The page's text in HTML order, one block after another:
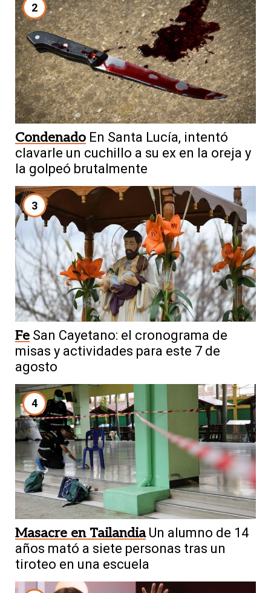
2
Condenado En Santa Lucía, intentó
clavarle un cuchillo a su ex en la oreja y
la golpeó brutalmente
3
Fe San Cayetano: el cronograma de
misas y actividades para este 7 de
agosto
4
Masacre en Tailandia Un alumno de 14
años mató a siete personas tras un
tiroteo en una escuela